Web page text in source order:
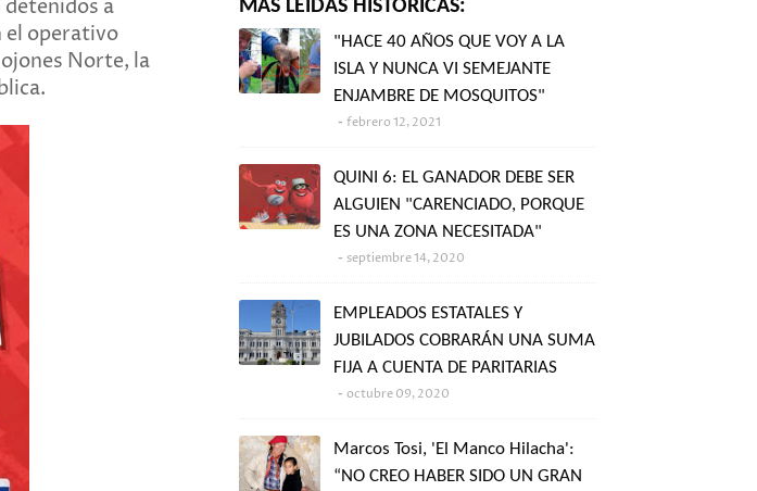
detenidos a
el operativo
Norte, la
MÁS LEÍDAS HISTÓRICAS:
"HACE 40 AÑOS QUE VOY A LA
ISLA Y NUNCA VI SEMEJANTE
ENJAMBRE DE MOSQUITOS"
febrero 12, 2021
QUINI 6: EL GANADOR DEBE SER
ALGUIEN "CARENCIADO, PORQUE
ES UNA ZONA NECESITADA"
septiembre 14, 2020
EMPLEADOS ESTATALES Y
JUBILADOS COBRARÁN UNA SUMA
FIJA A CUENTA DE PARITARIAS
octubre 09, 2020
Marcos Tosi, 'El Manco Hilacha':
“NO CREO HABER SIDO UN GRAN